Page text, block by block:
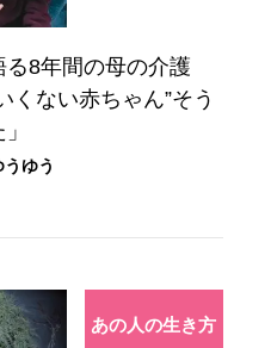
る8年間の母の介護
くない赤ちゃん”そう
うゆう
あの人の生き方